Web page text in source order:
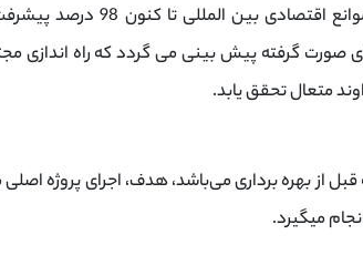
خداوند متعال علی رغم کلیه موانع
صورت گرفته پیش بینی می گردد که راه اندازی
قبل از بهره برداری می‌باشد، هدف، اجرای پروژه
میگیرد.